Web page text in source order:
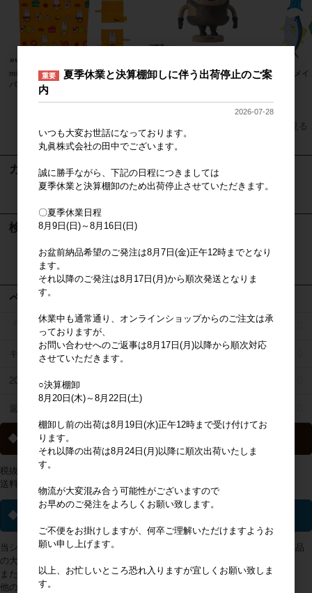
miffy ミッフィー たのしい食卓 エコ
バッグ
boyhood マーメ
すべてのおすすめ商品を見る
カート
検索
ページメニュー
「掛け払い決済」のご案内
キャラジャン
2025年秋冬商品リスト
返品特約について
◆ 送料について
税抜2万円以上の購入で送料無料
送料一覧は
◆ ライセンス商品について
当ショップで取り扱っておりますライセンス(キャラクター・ブランド)商品
の大多数は、販売地域が日本国内に限定されております。
また、アミューズメントへの使用は出来かねます。
他の製品や企業の販売促進、景品等にも使用できません。
重要
夏季休業と決算棚卸しに伴う出荷停止のご案
内
2026-07-28
いつも大変お世話になっております。
丸眞株式会社の田中でございます。
誠に勝手ながら、下記の日程につきましては
夏季休業と決算棚卸のため出荷停止させていただきます。
〇夏季休業日程
8月9日(日)～8月16日(日)
お盆前納品希望のご発注は8月7日(金)正午12時までとなり
ます。
それ以降のご発注は8月17日(月)から順次発送となりま
す。
休業中も通常通り、オンラインショップからのご注文は承
っておりますが、
お問い合わせへのご返事は8月17日(月)以降から順次対応
させていただきます。
○決算棚卸
8月20日(木)～8月22日(土)
棚卸し前の出荷は8月19日(水)正午12時まで受け付けてお
ります。
それ以降の出荷は8月24日(月)以降に順次出荷いたしま
す。
物流が大変混み合う可能性がございますので
お早めのご発注をよろしくお願い致します。
ご不便をお掛けしますが、何卒ご理解いただけますようお
願い申し上げます。
以上、お忙しいところ恐れ入りますが宜しくお願い致しま
す。